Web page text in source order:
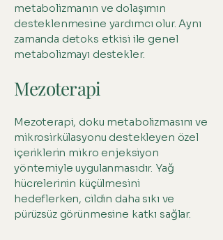
metabolizmanın ve dolaşımın
desteklenmesine yardımcı olur. Aynı
zamanda detoks etkisi ile genel
metabolizmayı destekler.
Mezoterapi
Mezoterapi, doku metabolizmasını ve
mikrosirkülasyonu destekleyen özel
içeriklerin mikro enjeksiyon
yöntemiyle uygulanmasıdır. Yağ
hücrelerinin küçülmesini
hedeflerken, cildin daha sıkı ve
pürüzsüz görünmesine katkı sağlar.